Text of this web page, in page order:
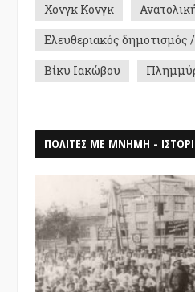
Χονγκ Κονγκ
Ελευθεριακός δημοτισμός
Βίκυ Ιακώβου
ΠΟΛΙΤΕΣ ΜΕ ΜΝΗΜΗ -